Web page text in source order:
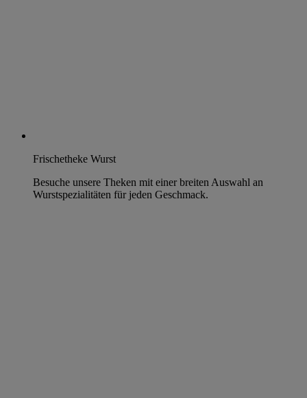
Frischetheke Wurst
Besuche unsere Theken mit einer breiten Auswahl an
Wurstspezialitäten für jeden Geschmack.